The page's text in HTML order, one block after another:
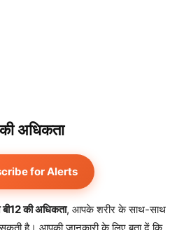
की अधिकता
for Alerts
बी12 की अधिकता, आपके शरीर के साथ-साथ
है। आपकी जानकारी के लिए बता दें कि